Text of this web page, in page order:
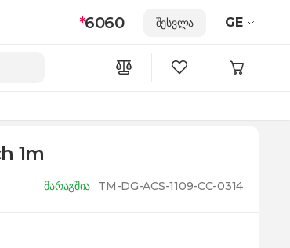
*6060 შესვლა GE
1m
მარაგშია TM-DG-ACS-1109-CC-0314